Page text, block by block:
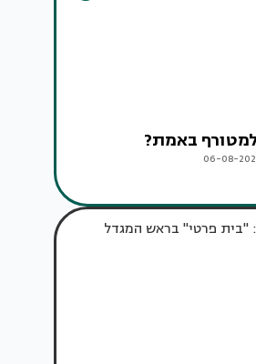
למטורף באמת?
06-08-